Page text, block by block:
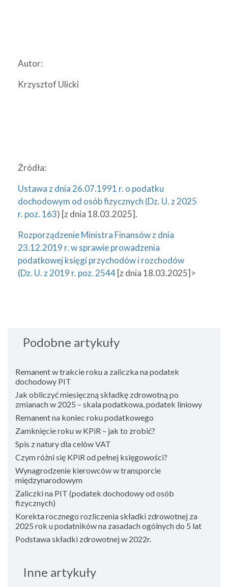
Autor:
Krzysztof Ulicki
Źródła:
Ustawa z dnia 26.07.1991 r. o podatku
dochodowym od osób fizycznych (Dz. U. z 2025
r. poz. 163) [z dnia 18.03.2025].
Rozporządzenie Ministra Finansów z dnia
23.12.2019 r. w sprawie prowadzenia
podatkowej księgi przychodów i rozchodów
(Dz. U. z 2019 r. poz. 2544 [z dnia 18.03.2025]>
Podobne artykuły
Remanent w trakcie roku a zaliczka na podatek
dochodowy PIT
Jak obliczyć miesięczną składkę zdrowotną po
zmianach w 2025 – skala podatkowa, podatek liniowy
Remanent na koniec roku podatkowego
Zamknięcie roku w KPiR – jak to zrobić?
Spis z natury dla celów VAT
Czym różni się KPiR od pełnej księgowości?
Wynagrodzenie kierowców w transporcie
międzynarodowym
Zaliczki na PIT (podatek dochodowy od osób
fizycznych)
Korekta rocznego rozliczenia składki zdrowotnej za
2025 rok u podatników na zasadach ogólnych do 5 lat
Podstawa składki zdrowotnej w 2022r.
Inne artykuły